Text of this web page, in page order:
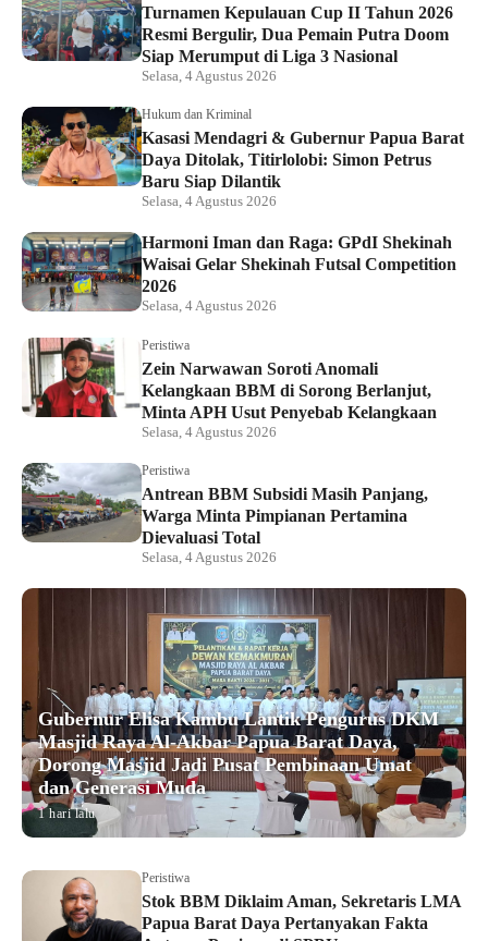
Turnamen Kepulauan Cup II Tahun 2026
Resmi Bergulir, Dua Pemain Putra Doom
Siap Merumput di Liga 3 Nasional
Selasa, 4 Agustus 2026
Hukum dan Kriminal
Kasasi Mendagri & Gubernur Papua Barat
Daya Ditolak, Titirlolobi: Simon Petrus
Baru Siap Dilantik
Selasa, 4 Agustus 2026
Harmoni Iman dan Raga: GPdI Shekinah
Waisai Gelar Shekinah Futsal Competition
2026
Selasa, 4 Agustus 2026
Peristiwa
Zein Narwawan Soroti Anomali
Kelangkaan BBM di Sorong Berlanjut,
Minta APH Usut Penyebab Kelangkaan
Selasa, 4 Agustus 2026
Peristiwa
Antrean BBM Subsidi Masih Panjang,
Warga Minta Pimpianan Pertamina
Dievaluasi Total
Selasa, 4 Agustus 2026
Gubernur Elisa Kambu Lantik Pengurus DKM
Masjid Raya Al-Akbar Papua Barat Daya,
Dorong Masjid Jadi Pusat Pembinaan Umat
dan Generasi Muda
1 hari lalu
Peristiwa
Stok BBM Diklaim Aman, Sekretaris LMA
Papua Barat Daya Pertanyakan Fakta